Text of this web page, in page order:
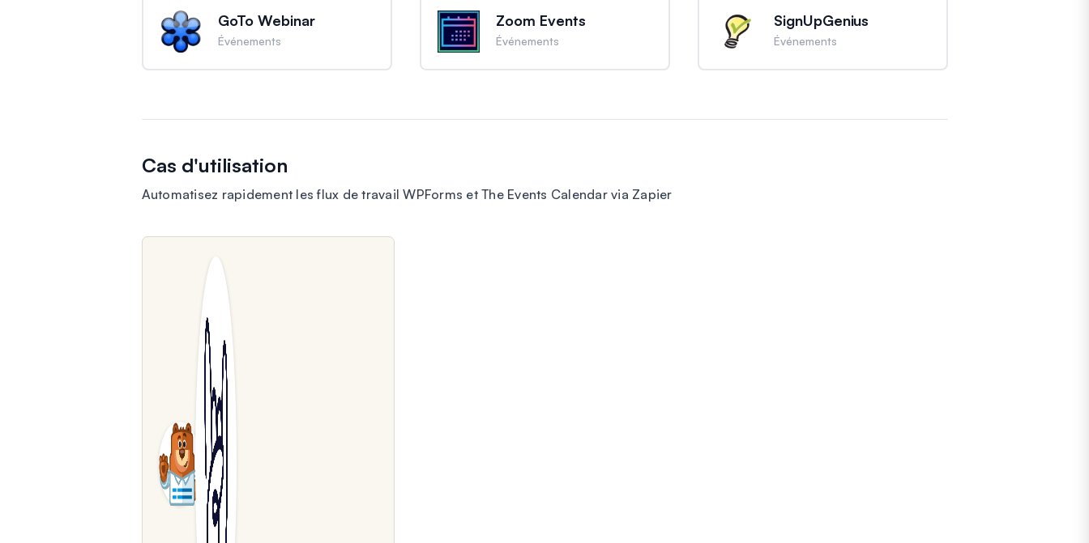
GoTo Webinar
Événements
Zoom Events
Événements
SignUpGenius
Événements
Cas d'utilisation
Automatisez rapidement les flux de travail WPForms et The Events Calendar via Zapier